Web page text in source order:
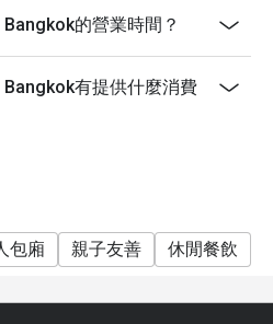
的營業時間？
有提供什麼消費
包廂 親子友善 休閒餐飲